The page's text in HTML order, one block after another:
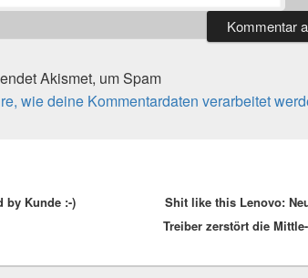
Akismet, um Spam
wie deine Kommentardaten verarbeitet
by Kunde :-)
Shit like this Lenovo:
Treiber zerstört die